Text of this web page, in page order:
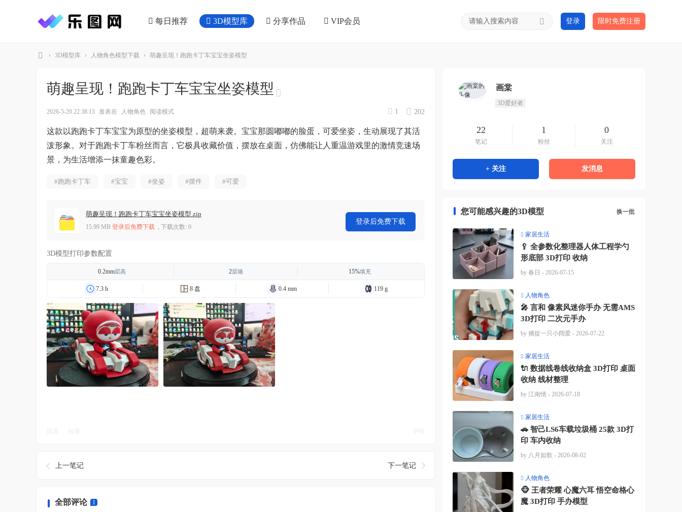
每日推荐 3D模型库 分享作品 VIP会员 登录 限时免费注册
› 3D模型库 › 人物角色模型下载 › 萌趣呈现！跑跑卡丁车宝宝坐姿模型
萌趣呈现！跑跑卡丁车宝宝坐姿模型
202
1
2026-5-20 22:38:13 发表在 人物角色 阅读模式
这款以跑跑卡丁车宝宝为原型的坐姿模型，超萌来袭。宝宝那圆嘟嘟的脸蛋，可爱坐姿，生动展现了其活
泼形象。对于跑跑卡丁车粉丝而言，它极具收藏价值，摆放在桌面，仿佛能让人重温游戏里的激情竞速场
景，为生活增添一抹童趣色彩。
#跑跑卡丁车 #宝宝 #坐姿 #摆件 #可爱
萌趣呈现！跑跑卡丁车宝宝坐姿模型.zip
15.99 MB 登录后免费下载 , 下载次数: 0
登录后免费下载
3D模型打印参数配置
0.2mm层高 2层墙 15%填充
7.3 h 8 盘 0.4 mm 119 g
上一笔记 下一笔记
全部评论 1
画棠
3D爱好者
22
笔记
1
粉丝
0
关注
+ 关注 发消息
您可能感兴趣的3D模型 换一批
家居生活
🥄 全参数化整理器人体工程学勺
形底部 3D打印 收纳
by 春日 - 2026-07-15
人物角色
🎤 言和 像素风迷你手办 无需AMS
3D打印 二次元手办
by 捕捉一只小阔爱 - 2026-07-22
家居生活
🔌 数据线卷线收纳盒 3D打印 桌面
收纳 线材整理
by 江南情 - 2026-07-18
家居生活
🚗 智己LS6车载垃圾桶 25款 3D打
印 车内收纳
by 八月如歌 - 2026-08-02
人物角色
🐵 王者荣耀 心魔六耳 悟空命格心
魔 3D打印 手办模型